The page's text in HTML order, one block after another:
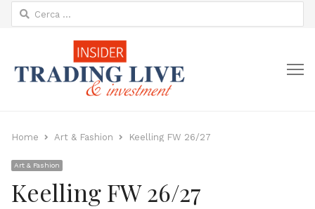
Ricerca
per:
Home Art & Fashion Keelling FW 26/27
Art & Fashion
Keelling FW 26/27